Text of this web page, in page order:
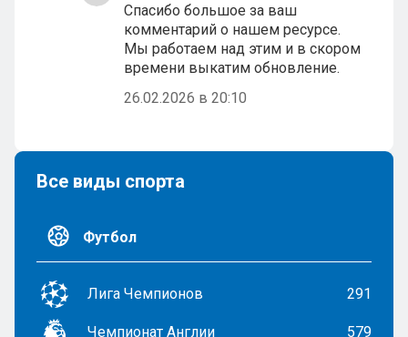
Спасибо большое за ваш
комментарий о нашем ресурсе.
Мы работаем над этим и в скором
времени выкатим обновление.
26.02.2026 в 20:10
Все виды спорта
Футбол
Лига Чемпионов 291
Чемпионат Англии 579